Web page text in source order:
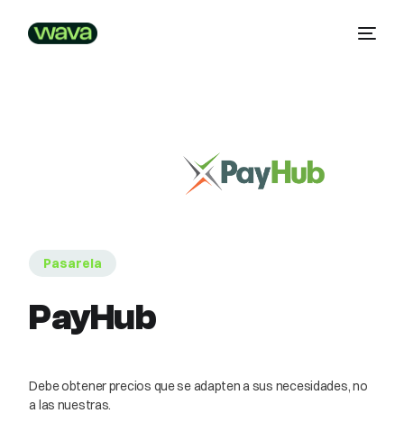
Pasarela
PayHub
Debe obtener precios que se adapten a sus necesidades, no
a las nuestras.